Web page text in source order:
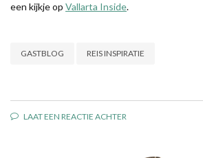
een kijkje op Vallarta Inside.
GASTBLOG REIS INSPIRATIE
LAAT EEN REACTIE ACHTER